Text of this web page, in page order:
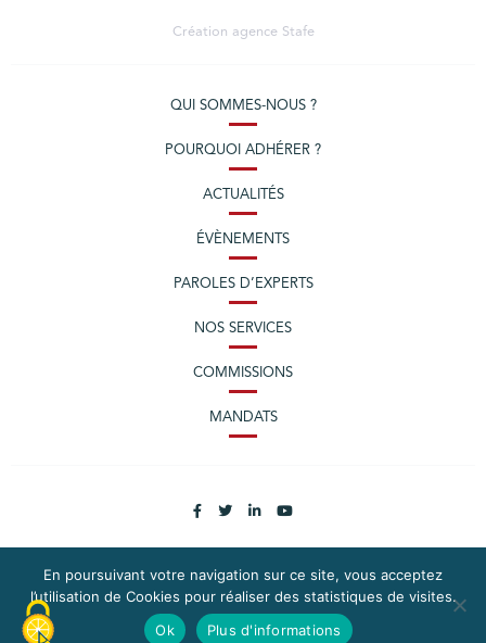
Création agence Stafe
QUI SOMMES-NOUS ?
POURQUOI ADHÉRER ?
ACTUALITÉS
ÉVÈNEMENTS
PAROLES D’EXPERTS
NOS SERVICES
COMMISSIONS
MANDATS
PLAN DU SITE
MENTIONS LÉGALES
CONTACTEZ LA CPME
En poursuivant votre navigation sur ce site, vous acceptez
l’utilisation de Cookies pour réaliser des statistiques de visites.
Ok
Plus d'informations